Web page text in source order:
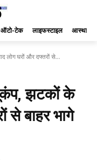
ऑटो-टेक लाइफस्टाइल आस्था
लोग घरों और दफ्तरों से...
झटकों के
से बाहर भागे